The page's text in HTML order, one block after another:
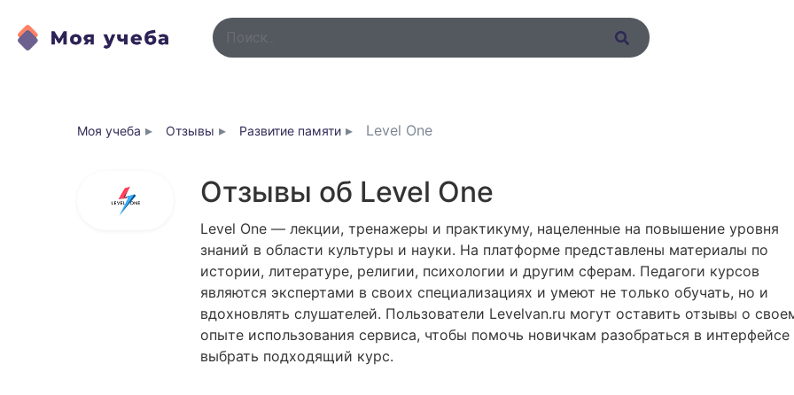
Моя учеба ▸ Отзывы ▸ Развитие памяти ▸ Level One
Отзывы об Level One
Level One — лекции, тренажеры и практикуму, нацеленные на повышение уровня
знаний в области культуры и науки. На платформе представлены материалы по
истории, литературе, религии, психологии и другим сферам. Педагоги курсов
являются экспертами в своих специализациях и умеют не только обучать, но и
вдохновлять слушателей. Пользователи Levelvan.ru могут оставить отзывы о
опыте использования сервиса, чтобы помочь новичкам разобраться в интерфейсе
выбрать подходящий курс.